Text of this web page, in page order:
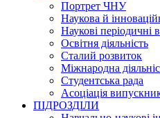
Портрет ЧНУ
Наукова й
Наукові періодичні
Освітня діяльність
Сталий розвиток
Міжнародна
Студентська рада
Асоціація
ПІДРОЗДІЛИ